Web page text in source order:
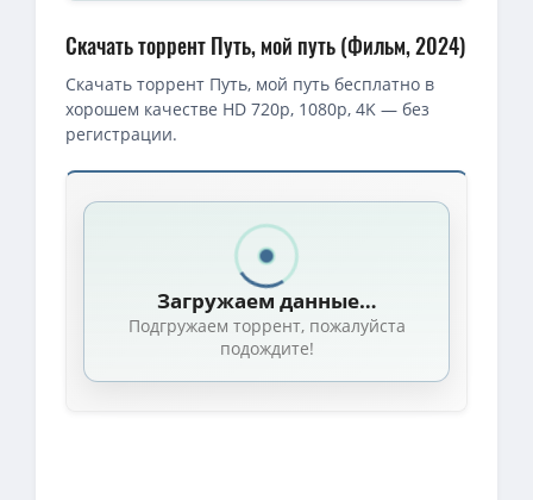
Скачать торрент Путь, мой путь (Фильм, 2024)
Скачать торрент Путь, мой путь бесплатно в
хорошем качестве HD 720p, 1080p, 4K — без
регистрации.
Загружаем данные…
Подгружаем торрент, пожалуйста
подождите!